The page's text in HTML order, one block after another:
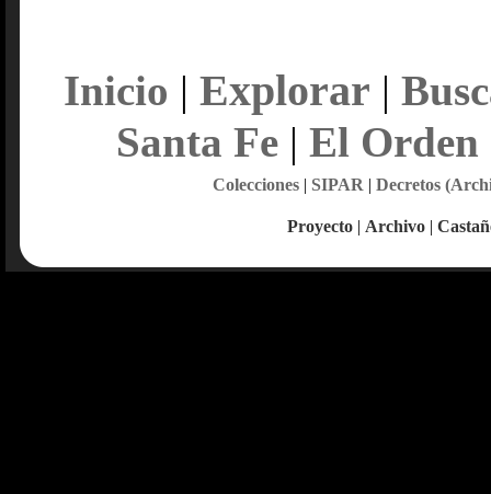
Inicio | Explorar |
Santa Fe| El Orden
Colecciones| SIPAR | Decretos
Proyecto | Archivo |